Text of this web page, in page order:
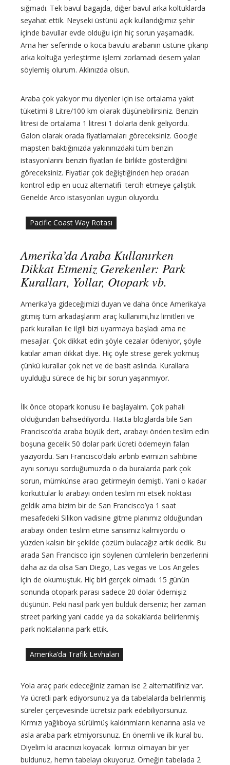
sığmadı. Tek bavul bagajda, diğer bavul arka koltuklarda
seyahat ettik. Neyseki üstünü açık kullandığımız şehir
içinde bavullar evde olduğu için hiç sorun yaşamadık.
Ama her seferinde o koca bavulu arabanın üstüne çıkarıp
arka koltuğa yerleştirme işlemi zorlamadı desem yalan
söylemiş olurum. Aklınızda olsun.
Araba çok yakıyor mu diyenler için ise ortalama yakıt
tüketimi 8 Litre/100 km olarak düşünebilirsiniz. Benzin
litresi de ortalama 1 litresi 1 dolar!a denk geliyordu.
Galon olarak orada fiyatlamaları göreceksiniz. Google
mapsten baktığınızda yakınınızdaki tüm benzin
istasyonlarını benzin fiyatları ile birlikte gösterdiğini
göreceksiniz. Fiyatlar çok değiştiğinden hep oradan
kontrol edip en ucuz alternatifi tercih etmeye çalıştık.
Genelde Arco istasyonları uygun oluyordu.
Pacific Coast Way Rotası
Amerika’da Araba Kullanırken
Dikkat Etmeniz Gerekenler: Park
Kuralları, Yollar, Otopark vb.
Amerika’ya gideceğimizi duyan ve daha önce Amerika’ya
gitmiş tüm arkadaşlarım araç kullanımı,hız limitleri ve
park kuralları ile ilgili bizi uyarmaya başladı ama ne
mesajlar. Çok dikkat edin şöyle cezalar ödeniyor, şöyle
katılar aman dikkat diye. Hiç öyle strese gerek yokmuş
çünkü kurallar çok net ve de basit aslında. Kurallara
uyulduğu sürece de hiç bir sorun yaşanmıyor.
İlk önce otopark konusu ile başlayalım. Çok pahalı
olduğundan bahsediliyordu. Hatta bloglarda bile San
Francisco’da araba büyük dert, arabayı önden teslim edin
boşuna gecelik 50 dolar park ücreti ödemeyin falan
yazıyordu. San Francisco’daki airbnb evimizin sahibine
aynı soruyu sorduğumuzda o da buralarda park çok
sorun, mümkünse aracı getirmeyin demişti. Yani o kadar
korkuttular ki arabayı önden teslim mi etsek noktası
geldik ama bizim bir de San Francisco’ya 1 saat
mesafedeki Silikon vadisine gitme planımız olduğundan
arabayı önden teslim etme sansımız kalmıyordu o
yüzden kalsın bir şekilde çözüm bulacağız artık dedik. Bu
arada San Francisco için söylenen cümlelerin benzerlerini
daha az da olsa San Diego, Las vegas ve Los Angeles
için de okumuştuk. Hiç biri gerçek olmadı. 15 günün
sonunda otopark parası sadece 20 dolar ödemişiz
düşünün. Peki nasıl park yeri bulduk derseniz; her zaman
street parking yani cadde ya da sokaklarda belirlenmiş
park noktalarına park ettik.
Amerika’da Trafik Levhaları
Yola araç park edeceğiniz zaman ise 2 alternatifiniz var.
Ya ücretli park ediyorsunuz ya da tabelalarda belirlenmiş
süreler çerçevesinde ücretsiz park edebiliyorsunuz.
Kırmızı yağlıboya sürülmüş kaldırımların kenarına asla ve
asla araba park etmiyorsunuz. En önemli ve ilk kural bu.
Diyelim ki aracınızı koyacak kırmızı olmayan bir yer
buldunuz, hemn tabelayı okuyoruz. Örneğin tabelada 2